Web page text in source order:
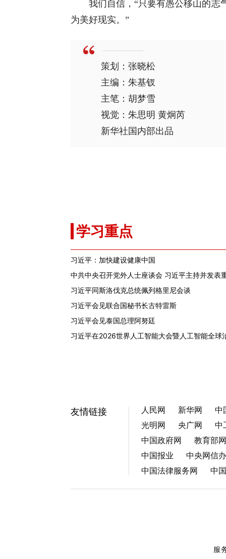
我们自信，“只要有愚公移山的志
为美好现实。”
策划：张晓松
主编：朱基钗
主笔：胡梦雪
视觉：朱思明 黄炯芮
新华社国内部出品
友情链接 人民网 新华网
中
光明网
央广网
中
中国政府网
教育部
中国报业
中央网信
中国法律服务网
中
服